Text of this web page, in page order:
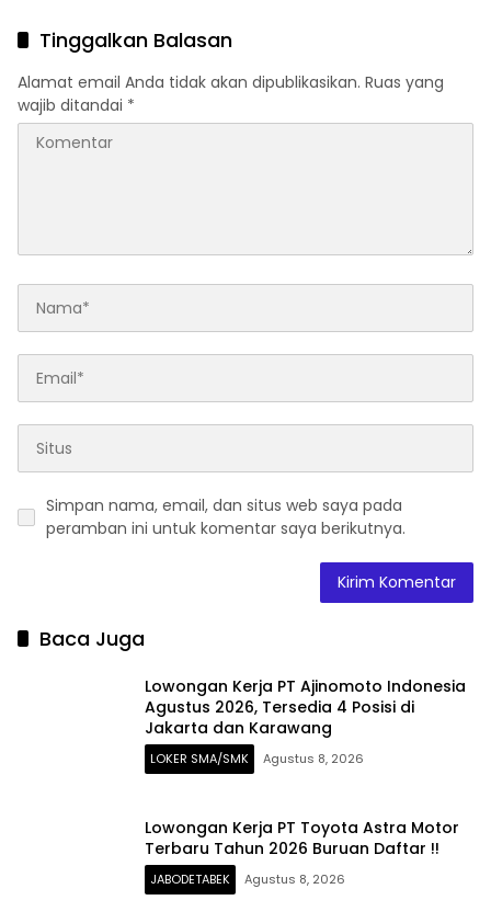
Tinggalkan Balasan
Alamat email Anda tidak akan dipublikasikan. Ruas yang
wajib ditandai *
Simpan nama, email, dan situs web saya pada
peramban ini untuk komentar saya berikutnya.
Baca Juga
Lowongan Kerja PT Ajinomoto Indonesia
Agustus 2026, Tersedia 4 Posisi di
Jakarta dan Karawang
LOKER SMA/SMK Agustus 8, 2026
Lowongan Kerja PT Toyota Astra Motor
Terbaru Tahun 2026 Buruan Daftar !!
JABODETABEK Agustus 8, 2026